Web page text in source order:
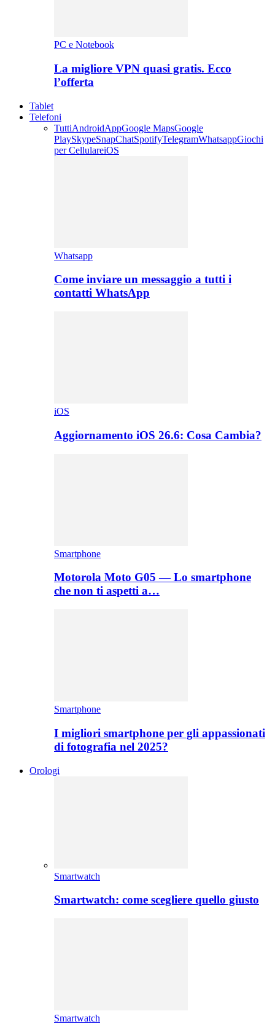
PC e Notebook
La migliore VPN quasi gratis. Ecco
l’offerta
Tablet
Telefoni
TuttiAndroidAppGoogle MapsGoogle
PlaySkypeSnapChatSpotifyTelegramWhatsappGiochi
per CellulareiOS
Whatsapp
Come inviare un messaggio a tutti i
contatti WhatsApp
iOS
Aggiornamento iOS 26.6: Cosa Cambia?
Smartphone
Motorola Moto G05 — Lo smartphone
che non ti aspetti a…
Smartphone
I migliori smartphone per gli appassionati
di fotografia nel 2025?
Orologi
Smartwatch
Smartwatch: come scegliere quello giusto
Smartwatch